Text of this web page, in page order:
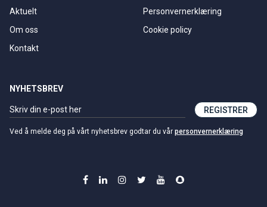
Aktuelt
Om oss
Kontakt
Personvernerklæring
Cookie policy
NYHETSBREV
REGISTRER
Ved å melde deg på vårt nyhetsbrev godtar du vår personvernerklæring